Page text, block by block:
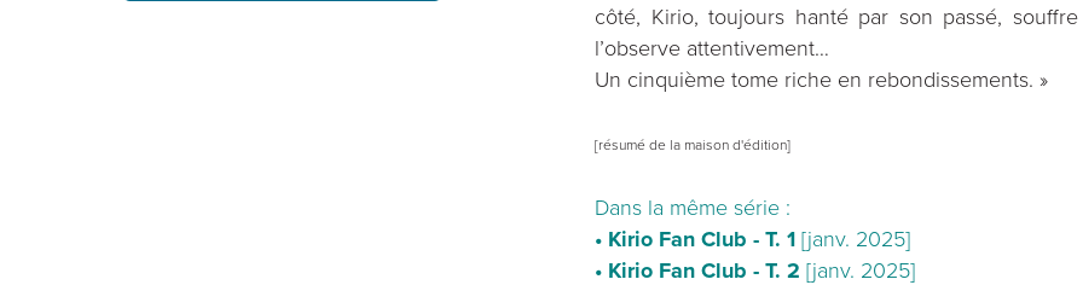
côté, Kirio, toujours hanté par son passé,
l’observe attentivement…
Un cinquième tome riche en rebondissements. »
[résumé de la maison d'édition]
Dans la même série :
• Kirio Fan Club - T. 1 [janv. 2025]
• Kirio Fan Club - T. 2 [janv. 2025]